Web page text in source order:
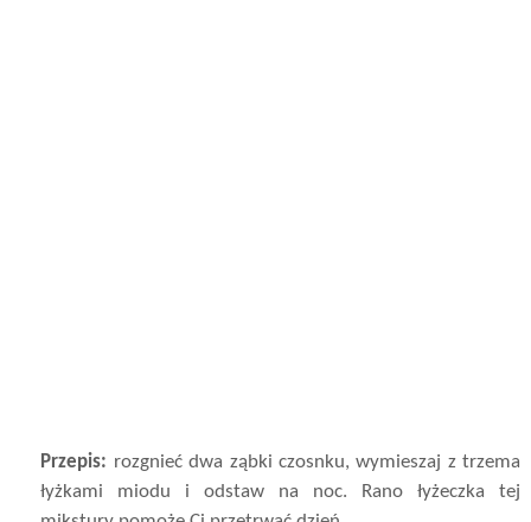
Przepis: rozgnieć dwa ząbki czosnku, wymieszaj z trzema
łyżkami miodu i odstaw na noc. Rano łyżeczka tej